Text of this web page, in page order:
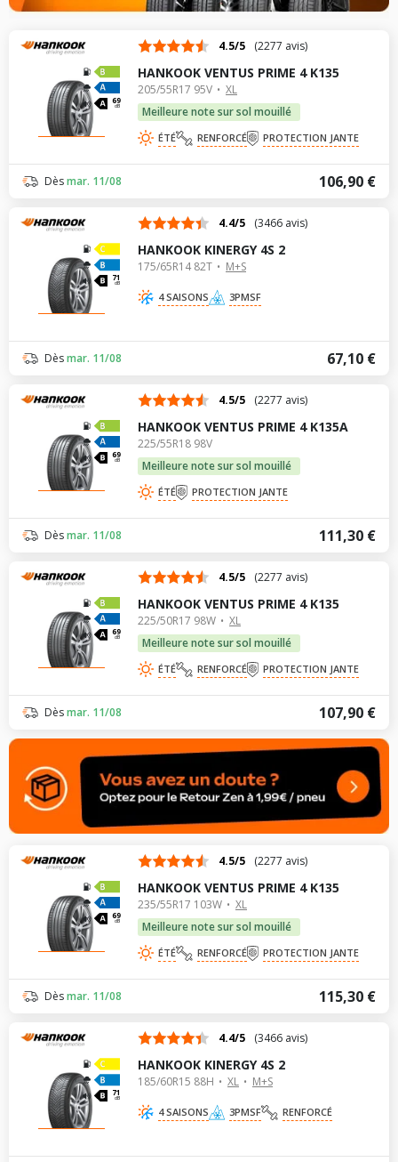
69
dB
4.5/5 (2277 avis)
HANKOOK VENTUS PRIME 4 K135
205/55R17 95V
XL
Meilleure note sur sol mouillé
ÉTÉ RENFORCÉ PROTECTION JANTE
106,90 €
Dèsmar. 11/08
71
dB
4.4/5 (3466 avis)
HANKOOK KINERGY 4S 2
175/65R14 82T M+S
4 SAISONS 3PMSF
67,10 €
Dèsmar. 11/08
69
dB
4.5/5 (2277 avis)
HANKOOK VENTUS PRIME 4 K135A
225/55R18 98V
Meilleure note sur sol mouillé
ÉTÉ PROTECTION JANTE
111,30 €
Dèsmar. 11/08
69
dB
4.5/5 (2277 avis)
HANKOOK VENTUS PRIME 4 K135
225/50R17 98W
XL
Meilleure note sur sol mouillé
ÉTÉ RENFORCÉ PROTECTION JANTE
107,90 €
Dèsmar. 11/08
69
dB
4.5/5 (2277 avis)
HANKOOK VENTUS PRIME 4 K135
235/55R17 103W
XL
Meilleure note sur sol mouillé
ÉTÉ RENFORCÉ PROTECTION JANTE
115,30 €
Dèsmar. 11/08
71
dB
4.4/5 (3466 avis)
HANKOOK KINERGY 4S 2
185/60R15 88H XL M+S
4 SAISONS 3PMSF RENFORCÉ